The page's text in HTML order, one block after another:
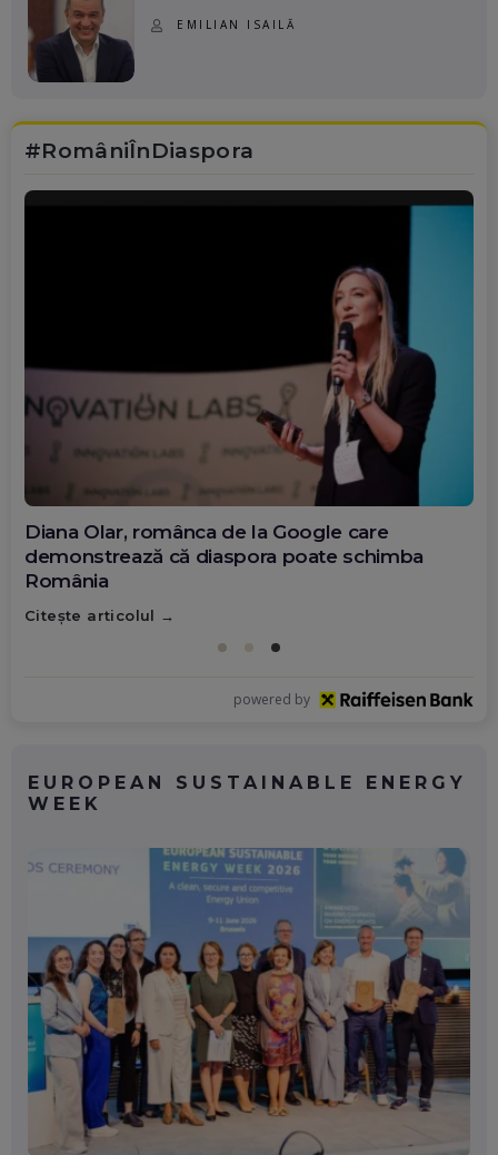
EMILIAN ISAILĂ
#RomâniÎnDiaspora
Diana Olar, românca de la Google care
demonstrează că diaspora poate schimba
România
Citește articolul
powered by
EUROPEAN SUSTAINABLE ENERGY
WEEK